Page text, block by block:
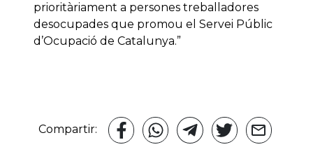
prioritàriament a persones treballadores
desocupades que promou el Servei Públic
d’Ocupació de Catalunya.”
Compartir: